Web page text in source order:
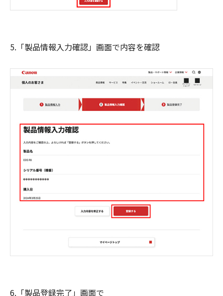
5.「製品情報入力確認」画面で内容を確認
6.「製品登録完了」画面で